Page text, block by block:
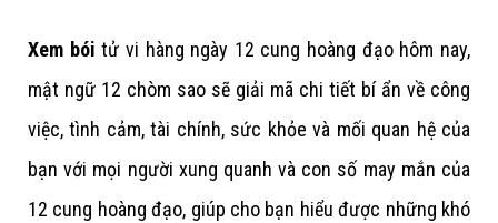
Xem bói tử vi hàng ngày 12 cung hoàng đạo hôm nay,
mật ngữ 12 chòm sao sẽ giải mã chi tiết bí ẩn về công
việc, tình cảm, tài chính, sức khỏe và mối quan hệ của
bạn với mọi người xung quanh và con số may mắn của
12 cung hoàng đạo, giúp cho bạn hiểu được những khó